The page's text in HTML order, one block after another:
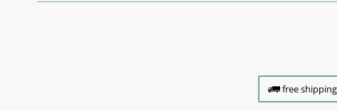
free